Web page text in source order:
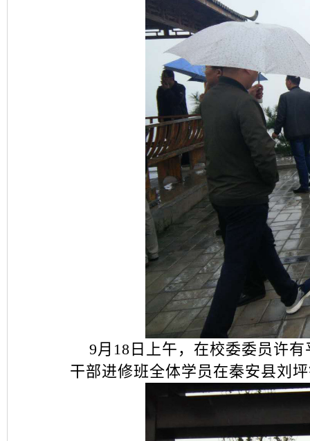
9月18日上午，在校委委员许有
干部进修班全体学员在秦安县刘